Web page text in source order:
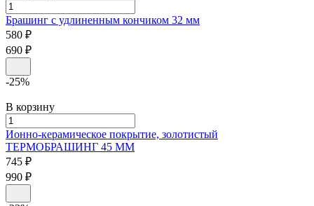
Брашинг с удлиненным кончиком 32 мм
580 ₽
690 ₽
-25%
В корзину
Ионно-керамическое покрытие, золотистый
ТЕРМОБРАШИНГ 45 ММ
745 ₽
990 ₽